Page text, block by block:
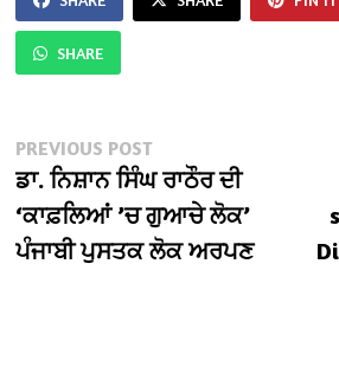
SHARE
Post
navigation
PREVIOUS POSTPrevious
post:
ਡਾ. ਨਿਸ਼ਾਨ ਸਿੰਘ ਰਾਠੌਰ ਦੀ
‘ਕਾਫ਼ਲਿਆਂ ’ਚ ਗੁਆਚੇ ਲੋਕ’
ਪੰਜਾਬੀ ਪੁਸਤਕ ਲੋਕ ਅਰਪਣ